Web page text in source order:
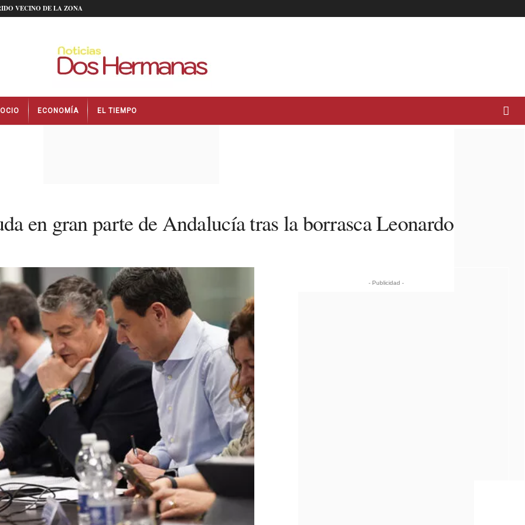
VECINO DE LA ZONA
OCIO ECONOMÍA EL TIEMPO
en gran parte de Andalucía tras la borrasca Leonardo
- Publicidad -